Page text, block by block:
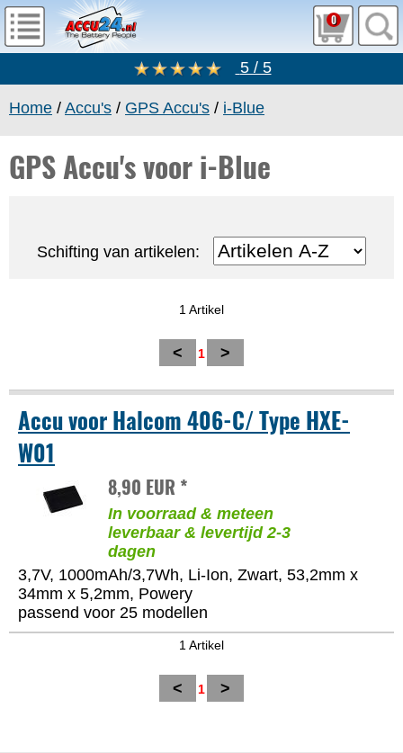
0
5 / 5
Home / Accu's / GPS Accu's / i-Blue
GPS Accu's voor i-Blue
Schifting van artikelen:
1 Artikel
< 1 >
Accu voor Halcom 406-C/ Type HXE-
W01
8,90 EUR *
In voorraad & meteen
leverbaar & levertijd 2-3
dagen
3,7V, 1000mAh/3,7Wh, Li-Ion, Zwart, 53,2mm x
34mm x 5,2mm, Powery
passend voor 25 modellen
1 Artikel
< 1 >